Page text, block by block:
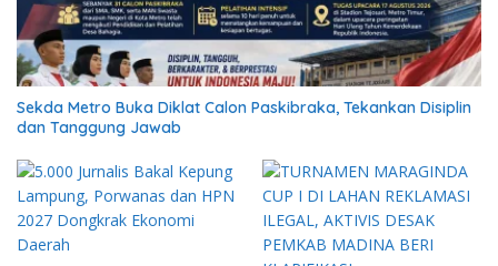
Sekda Metro Buka Diklat Calon Paskibraka, Tekankan Disiplin
dan Tanggung Jawab